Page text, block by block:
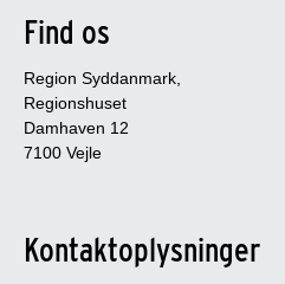
Find os
Region Syddanmark,
Regionshuset
Damhaven 12
7100 Vejle
Kontaktoplysninger